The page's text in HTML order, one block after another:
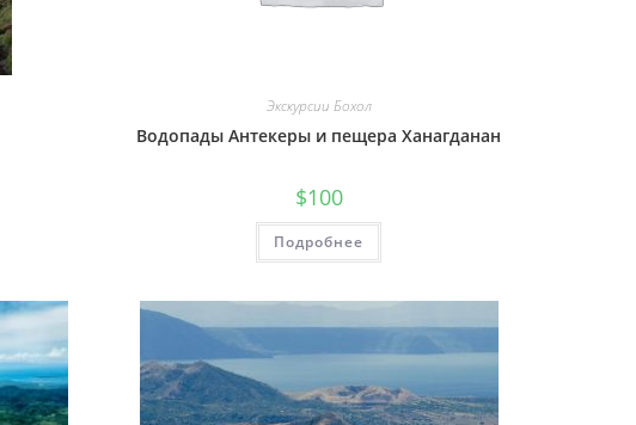
Экскурсии Бохол
Водопады Антекеры и пещера Ханагданан
$100
Подробнее